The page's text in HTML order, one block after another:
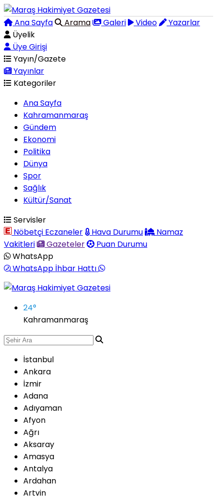
Ana Sayfa Arama Galeri Video
Yazarlar
Üyelik
Üye Girişi
Yayın/Gazete
Yayınlar
Kategoriler
Ana Sayfa
Kahramanmaraş
Gündem
Ekonomi
Politika
Dünya
Spor
Sağlık
Kültür/Sanat
Servisler
Nöbetçi Eczaneler
Hava Durumu
Namaz
Vakitleri
Gazeteler
Puan Durumu
WhatsApp
WhatsApp İhbar Hattı
24°
Kahramanmaraş
İstanbul
Ankara
İzmir
Adana
Adıyaman
Afyon
Ağrı
Aksaray
Amasya
Antalya
Ardahan
Artvin